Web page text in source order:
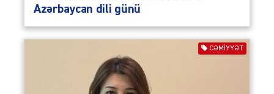
Azərbaycan dili günü
CƏMIYYƏT